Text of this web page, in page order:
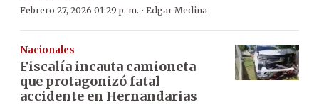
Febrero 27, 2026 01:29 p. m. · Edgar Medina
Nacionales
Fiscalía incauta camioneta
que protagonizó fatal
accidente en Hernandarias